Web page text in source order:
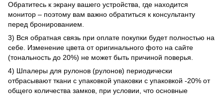
Обратитесь к экрану вашего устройства, где находится
монитор – поэтому вам важно обратиться к консультанту
перед бронированием.
3) Вся обратная связь при оплате покупки будет полностью на
себе. Изменение цвета от оригинального фото на сайте
(тональность до 20%) не может быть причиной поверья.
4) Шпалеры для рулонов (рулонов) периодически
отбрасывают ткани с упаковкой упаковки с упаковкой -20% от
общего количества замков, при условии, что основные